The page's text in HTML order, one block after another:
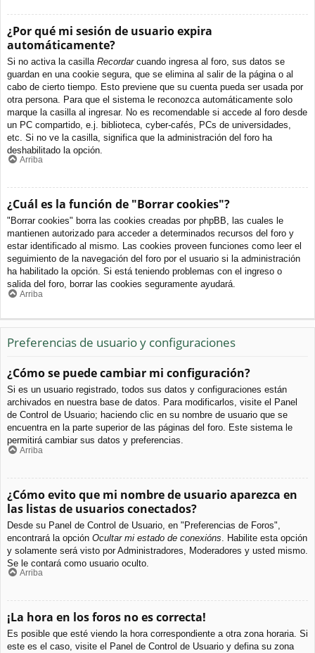
¿Por qué mi sesión de usuario expira
automáticamente?
Si no activa la casilla Recordarcuando ingresa al foro, sus datos se
guardan en una cookie segura, que se elimina al salir de la página o al
cabo de cierto tiempo. Esto previene que su cuenta pueda ser usada por
otra persona. Para que el sistema le reconozca automáticamente solo
marque la casilla al ingresar. No es recomendable si accede al foro desde
un PC compartido, e.j. biblioteca, cyber-cafés, PCs de universidades,
etc. Si no ve la casilla, significa que la administración del foro ha
deshabilitado la opción.
Arriba
¿Cuál es la función de "Borrar cookies"?
"Borrar cookies" borra las cookies creadas por phpBB, las cuales le
mantienen autorizado para acceder a determinados recursos del foro y
estar identificado al mismo. Las cookies proveen funciones como leer el
seguimiento de la navegación del foro por el usuario si la administración
ha habilitado la opción. Si está teniendo problemas con el ingreso o
salida del foro, borrar las cookies seguramente ayudará.
Arriba
Preferencias de usuario y configuraciones
¿Cómo se puede cambiar mi configuración?
Si es un usuario registrado, todos sus datos y configuraciones están
archivados en nuestra base de datos. Para modificarlos, visite el Panel
de Control de Usuario; haciendo clic en su nombre de usuario que se
encuentra en la parte superior de las páginas del foro. Este sistema le
permitirá cambiar sus datos y preferencias.
Arriba
¿Cómo evito que mi nombre de usuario aparezca en
las listas de usuarios conectados?
Desde su Panel de Control de Usuario, en "Preferencias de Foros",
encontrará la opción Ocultar mi estado de conexións . Habilite esta opción
y solamente será visto por Administradores, Moderadores y usted mismo.
Se le contará como usuario oculto.
Arriba
¡La hora en los foros no es correcta!
Es posible que esté viendo la hora correspondiente a otra zona horaria. Si
este es el caso, visite el Panel de Control de Usuario y defina su zona